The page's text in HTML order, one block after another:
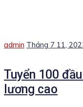
Author
admin Posted
Tháng 7 11,
Tuyển 100
lương cao